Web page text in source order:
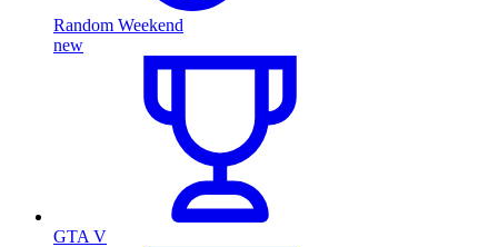
Random Weekend
new
GTA V